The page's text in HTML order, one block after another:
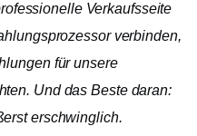
Verkaufsseite
verbinden,
für unsere
Und das Beste daran:
erschwinglich.